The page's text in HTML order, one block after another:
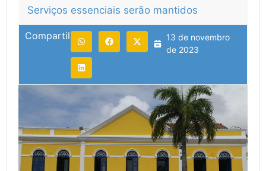
Serviços essenciais serão mantidos
Compartilhe:
13 de novembro
de 2023